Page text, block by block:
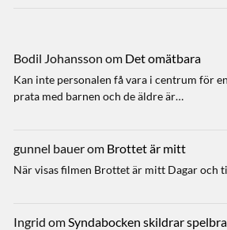
Bodil Johansson om Det omätbara
Kan inte personalen få vara i centrum för
prata med barnen och de äldre är…
gunnel bauerom Brottet är mitt
När visas filmen Brottet är mitt Dagar och
Ingrid om Syndabocken skildrar